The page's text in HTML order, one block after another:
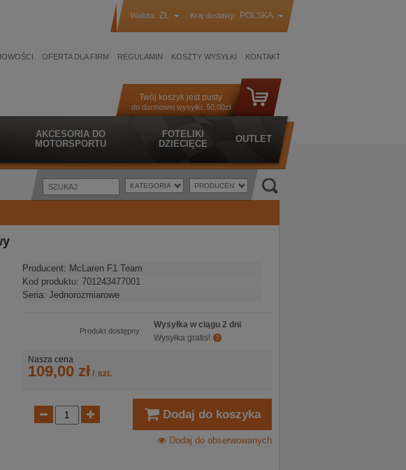
Waluta: ZŁ Kraj dostawy: POLSKA
OFERTA DLA FIRM REGULAMIN KOSZTY WYSYŁKI KONTAKT
Twój koszyk jest pusty
do darmowej wysyłki: 50.00zł
AKCESORIA DO
MOTORSPORTU
FOTELIKI
DZIECIĘCE
OUTLET
Producent: McLaren F1 Team
Kod produktu: 701243477001
Seria: Jednorozmiarowe
Produkt dostępny
Wysyłka w ciągu 2 dni
Wysyłka gratis!
Nasza cena
109,00 zł/ szt.
Dodaj do koszyka
Dodaj do obserwowanych